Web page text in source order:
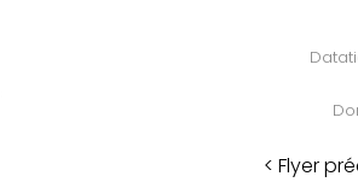
< Flyer